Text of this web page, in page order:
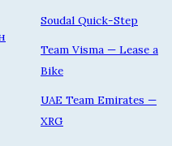
Soudal Quick-Step
Team Visma — Lease a
Bike
UAE Team Emirates —
XRG